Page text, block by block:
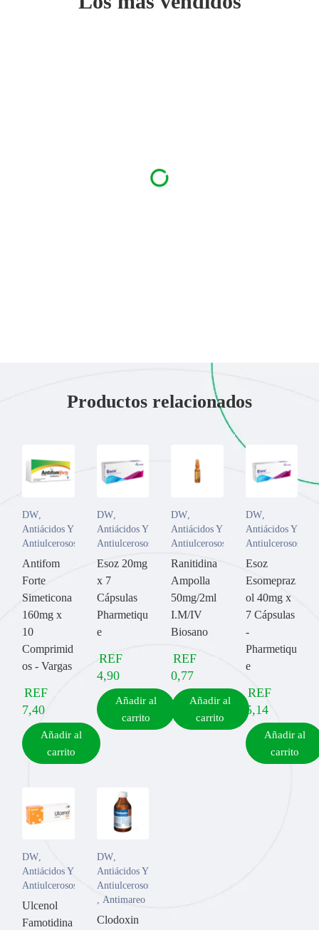
Productos relacionados
DW
Antiácidos Y
Antiulcerosos
Antifom
Forte
Simeticona
160mg x
10
Comprimid
os - Vargas
REF
7,40
Añadir al
carrito
DW,
Antiácidos Y
Antiulcerosos
Esoz 20mg
x 7
Cápsulas
Pharmetiqu
e
REF
4,90
Añadir al
carrito
DW
Antiácidos Y
Antiulcerosos
Ranitidina
Ampolla
50mg/2ml
I.M/IV
Biosano
REF
0,77
Añadir al
carrito
DW,
Antiácidos Y
Antiulcerosos
Esoz
Esomepraz
ol 40mg x
7 Cápsulas
-
Pharmetiqu
e
REF
5,14
Añadir al
carrito
DW,
Antiácidos Y
Antiulcerosos
Ulcenol
Famotidina
DW,
Antiácidos Y
Antiulcerosos
, Antimareo
Clodoxin